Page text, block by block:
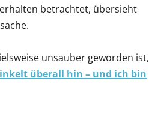
betrachtet, übersieht
unsauber geworden ist,
überall hin – und ich bin